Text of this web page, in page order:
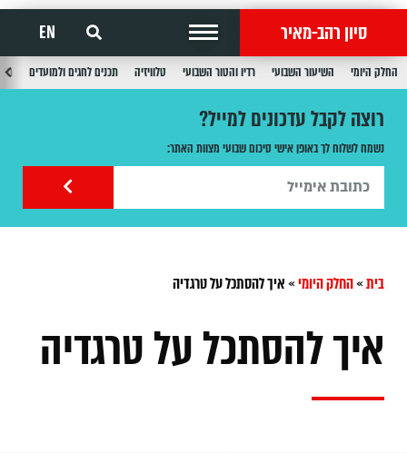
סיון רהב-מאיר EN
החלק היומי השיעור השבועי רדיו והטור השבועי טלוויזיה תכנים לחגים ולמועדים
רוצה לקבל עדכונים למייל?
נשמח לשלוח לך באופן אישי סיכום שבועי מצוות האתר:
בית»החלק היומי»איך להסתכל על טרגדיה
איך להסתכל על טרגדיה